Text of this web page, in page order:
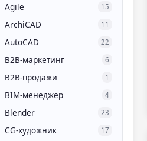
Agile 15
ArchiCAD 11
AutoCAD 22
B2B-маркетинг 6
B2B-продажи 1
BIM-менеджер 4
Blender 23
CG-художник 17